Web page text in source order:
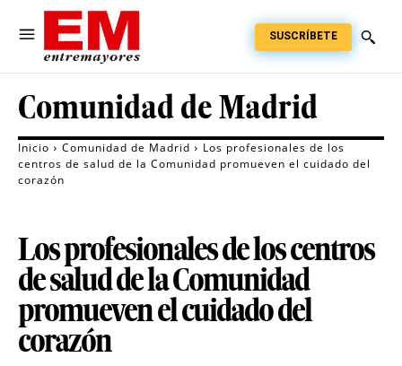
SUSCRÍBETE
Comunidad de Madrid
Inicio Comunidad de Madrid
Los profesionales de los
centros de salud de la Comunidad promueven el cuidado del
corazón
Los profesionales de los centros
de salud de la Comunidad
promueven el cuidado del
corazón